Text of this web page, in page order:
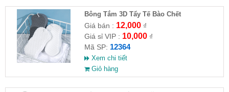
Bông Tắm 3D Tẩy Tế Bào Chết
Giá bán : 12,000₫
Giá sỉ VIP : 10,000₫
Mã SP: 12364
Xem chi tiết
Giỏ hàng